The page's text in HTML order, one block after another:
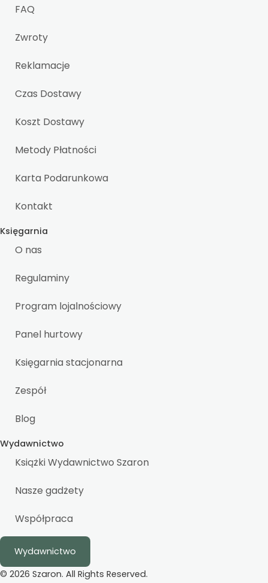
FAQ
Zwroty
Reklamacje
Czas Dostawy
Koszt Dostawy
Metody Płatności
Karta Podarunkowa
Kontakt
Księgarnia
O nas
Regulaminy
Program lojalnościowy
Panel hurtowy
Księgarnia stacjonarna
Zespół
Blog
Wydawnictwo
Książki Wydawnictwo Szaron
Nasze gadżety
Współpraca
Wydawnictwo
© 2026 Szaron. All Rights Reserved.